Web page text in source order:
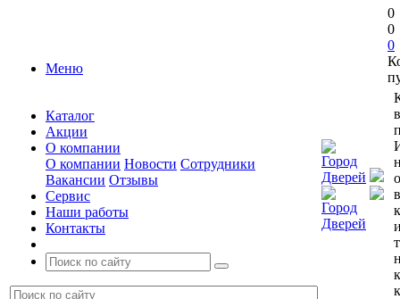
Меню
Каталог
Акции
О компании
О компании Новости Сотрудники
Вакансии Отзывы
Сервис
Наши работы
Контакты
0
0
0